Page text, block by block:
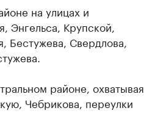
на улицах и
Энгельса, Крупской,
Бестужева, Свердлова,
районе, охватывая
Чебрикова, переулки